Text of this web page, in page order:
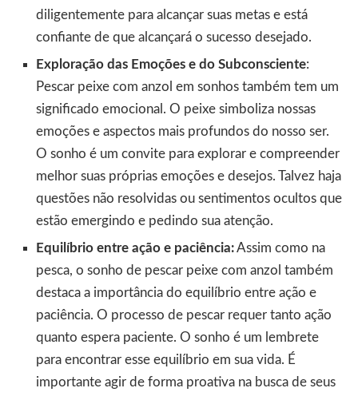
diligentemente para alcançar suas metas e está
confiante de que alcançará o sucesso desejado.
Exploração das Emoções e do Subconsciente:
Pescar peixe com anzol em sonhos também tem um
significado emocional. O peixe simboliza nossas
emoções e aspectos mais profundos do nosso ser.
O sonho é um convite para explorar e compreender
melhor suas próprias emoções e desejos. Talvez haja
questões não resolvidas ou sentimentos ocultos que
estão emergindo e pedindo sua atenção.
Equilíbrio entre ação e paciência:Assim como na
pesca, o sonho de pescar peixe com anzol também
destaca a importância do equilíbrio entre ação e
paciência. O processo de pescar requer tanto ação
quanto espera paciente. O sonho é um lembrete
para encontrar esse equilíbrio em sua vida. É
importante agir de forma proativa na busca de seus